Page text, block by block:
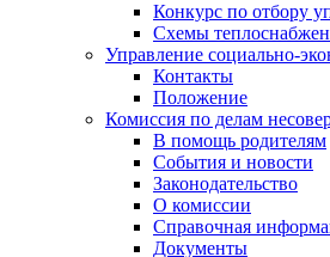
Конкурс по отбору
Схемы
Управление социально-
Контакты
Положение
Комиссия по делам
В помощь родителям
События и новости
Законодательство
О комиссии
Справочная
Документы